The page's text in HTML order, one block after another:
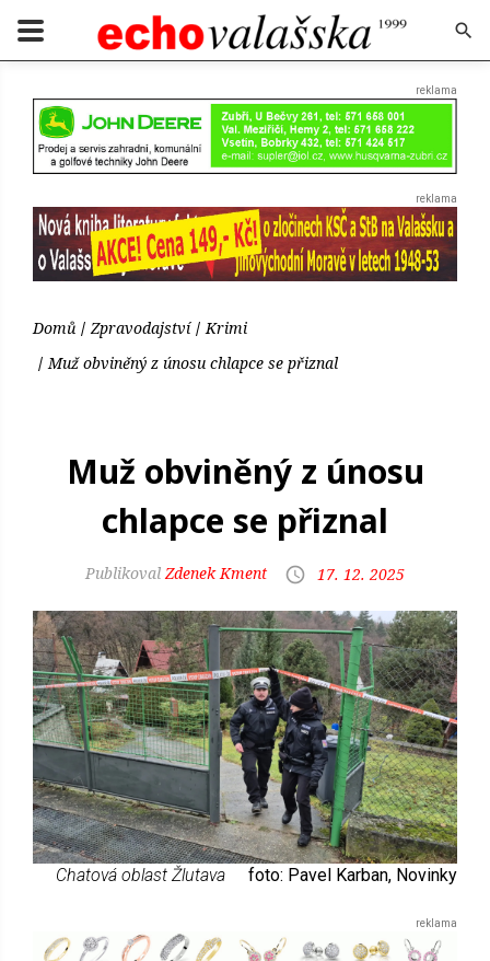
Domů Zpravodajství
Krimi
Muž obviněný z únosu chlapce se přiznal
Muž obviněný z únosu
chlapce se přiznal
Zdenek Kment 17. 12. 2025
Chatová oblast Žlutava foto: Pavel Karban, Novinky